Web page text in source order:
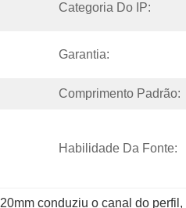
Categoria Do IP:
Garantia:
Comprimento Padrão:
Habilidade Da Fonte:
20mm conduziu o canal do perfil ,